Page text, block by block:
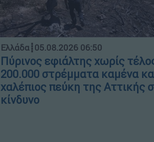
Ελλάδα┋05.08.2026 06:50
Πύρινος εφιάλτης χωρίς
200.000 στρέμματα καμένα
χαλέπιος πεύκη της Αττικής
κίνδυνο